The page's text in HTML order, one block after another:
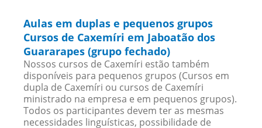
Aulas em duplas e pequenos grupos
Cursos de Caxemíri em Jaboatão dos
Guararapes (grupo fechado)
Nossos cursos de Caxemíri estão também
disponíveis para pequenos grupos (Cursos em
dupla de Caxemíri ou cursos de Caxemíri
ministrado na empresa e em pequenos grupos).
Todos os participantes devem ter as mesmas
necessidades linguísticas, possibilidade de